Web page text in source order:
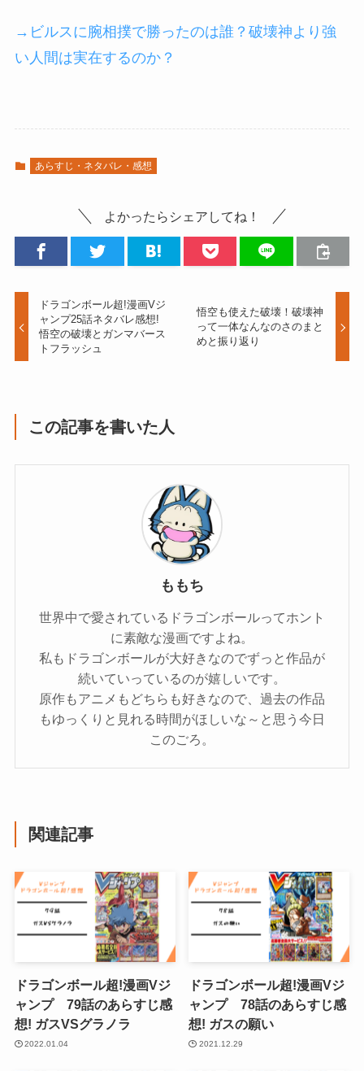
→ビルスに腕相撲で勝ったのは誰？破壊神より強
い人間は実在するのか？
あらすじ・ネタバレ・感想
よかったらシェアしてね！
ドラゴンボール超!漫画Vジ
ャンプ25話ネタバレ感想!
悟空の破壊とガンマバース
トフラッシュ
悟空も使えた破壊！破壊神
って一体なんなのさのまと
めと振り返り
この記事を書いた人
ももち
世界中で愛されているドラゴンボールってホント
に素敵な漫画ですよね。
私もドラゴンボールが大好きなのでずっと作品が
続いていっているのが嬉しいです。
原作もアニメもどちらも好きなので、過去の作品
もゆっくりと見れる時間がほしいな～と思う今日
このごろ。
関連記事
ドラゴンボール超!漫画Vジ
ャンプ 79話のあらすじ感
想! ガスVSグラノラ
2022.01.04
ドラゴンボール超!漫画Vジ
ャンプ 78話のあらすじ感
想! ガスの願い
2021.12.29